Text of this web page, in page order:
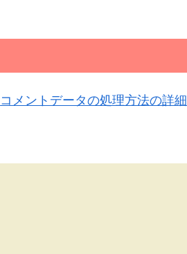
コメントデータの処理方法の詳細